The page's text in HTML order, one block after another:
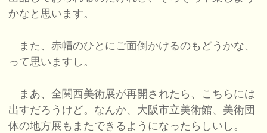
かなと思います。
また、赤帽のひとにご面倒かけるのもどうかな、
って思いますし。
まあ、全関西美術展が再開されたら、こちらには
出すだろうけど。なんか、大阪市立美術館、美術団
体の地方展もまたできるようになったらしいし。